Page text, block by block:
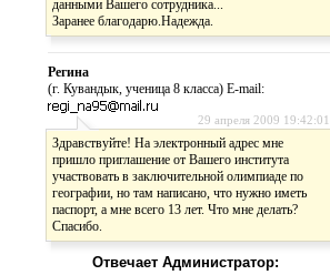
данными Вашего сотрудника...
Заранее благодарю.Надежда.
Регина
(г. Кувандык, ученица 8 класса) E-mail:
29 апреля 2009 19:42:01
Здравствуйте! На электронный адрес мне
пришло приглашение от Вашего института
участвовать в заключительной олимпиаде по
географии, но там написано, что нужно иметь
паспорт, а мне всего 13 лет. Что мне делать?
Спасибо.
Отвечает Администратор: